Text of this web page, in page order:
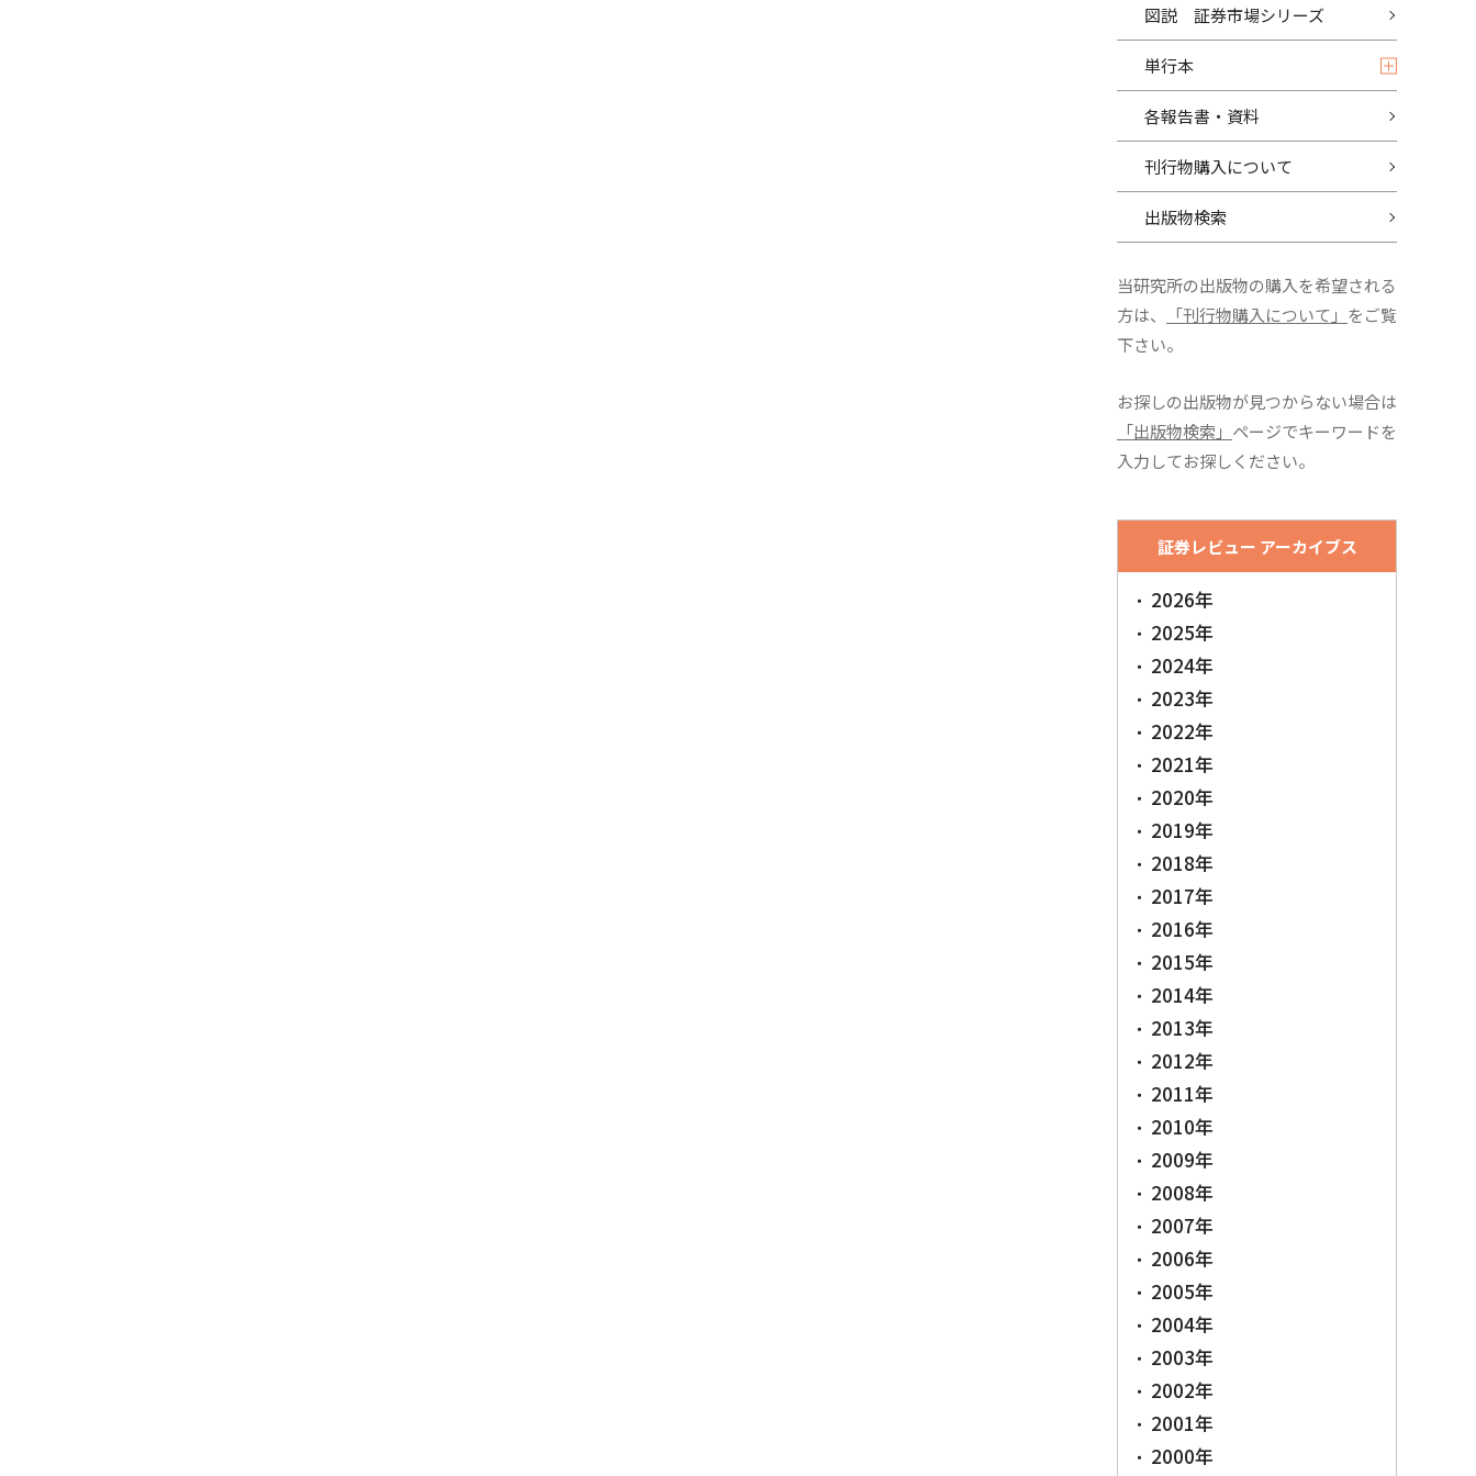
図説 証券市場シリーズ
単行本
各報告書・資料
刊行物購入について
出版物検索
当研究所の出版物の購入を希望される
方は、
「刊行物購入について」 をご覧
下さい。
お探しの出版物が見つからない場合は
「出版物検索」 ページでキーワードを
入力してお探しください。
証券レビュー アーカイブス
2026年
2025年
2024年
2023年
2022年
2021年
2020年
2019年
2018年
2017年
2016年
2015年
2014年
2013年
2012年
2011年
2010年
2009年
2008年
2007年
2006年
2005年
2004年
2003年
2002年
2001年
2000年